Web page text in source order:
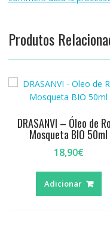
Produtos
DRASANVI – Óleo de
Mosqueta BIO 50ml
18,90€
Adicionar